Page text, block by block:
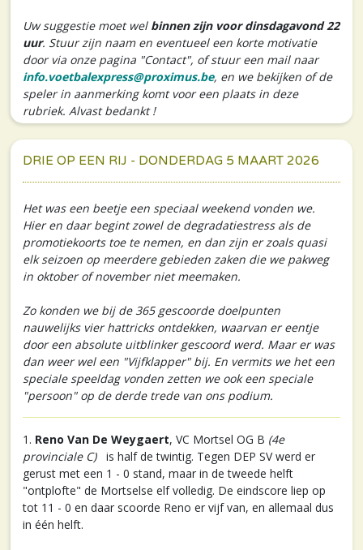
Uw suggestie moet wel binnen zijn voor dinsdagavond 22
uur. Stuur zijn naam en eventueel een korte motivatie
door via onze pagina "Contact", of stuur een mail naar
info.voetbalexpress@proximus.be, en we bekijken of de
speler in aanmerking komt voor een plaats in deze
rubriek. Alvast bedankt !
DRIE OP EEN RIJ - DONDERDAG 5 MAART 2026
Het was een beetje een speciaal weekend vonden we.
Hier en daar begint zowel de degradatiestress als de
promotiekoorts toe te nemen, en dan zijn er zoals quasi
elk seizoen op meerdere gebieden zaken die we pakweg
in oktober of november niet meemaken.
Zo konden we bij de 365 gescoorde doelpunten
nauwelijks vier hattricks ontdekken, waarvan er eentje
door een absolute uitblinker gescoord werd. Maar er was
dan weer wel een "Vijfklapper" bij. En vermits we het een
speciale speeldag vonden zetten we ook een speciale
"persoon" op de derde trede van ons podium.
1. Reno Van De Weygaert, VC Mortsel OG B (4e
provinciale C)is half de twintig. Tegen DEP SV werd er
gerust met een 1 - 0 stand, maar in de tweede helft
"ontplofte" de Mortselse elf volledig. De eindscore liep op
tot 11 - 0 en daar scoorde Reno er vijf van, en allemaal dus
in één helft.